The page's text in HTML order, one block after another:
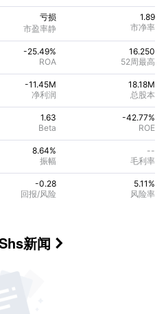
亏损
市盈率静
1.89
市净率
-25.49%
ROA
16.250
52周最高
-11.45M
净利润
18.18M
总股本
1.63
Beta
-42.77%
ROE
8.64%
振幅
--
毛利率
-0.28
回报/风险
5.11 %
风险率
新闻 